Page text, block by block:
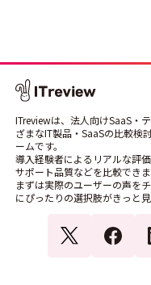
ITreviewは、法人向けSaaS・
ざまなIT製品・SaaSの比較検
ームです。
導入経験者によるリアルな評
サポート品質などを比較できま
まずは実際のユーザーの声を
にぴったりの選択肢がきっと見